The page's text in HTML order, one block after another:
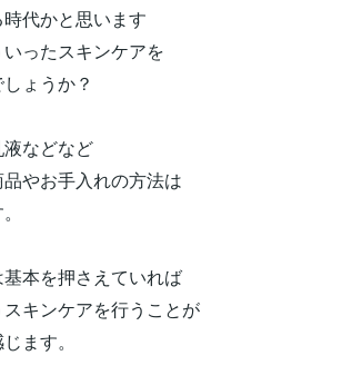
代かと思います
ったスキンケアを
ょうか？
などなど
やお手入れの方法は
本を押さえていれば
キンケアを行うことが
ます。